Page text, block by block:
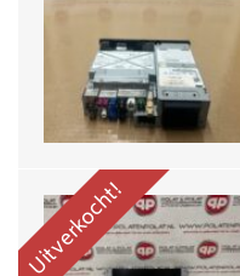
Uitverkocht!
Audi Q3 F3 Beeldscherm
Navi MMI 83A919605C
€495,-